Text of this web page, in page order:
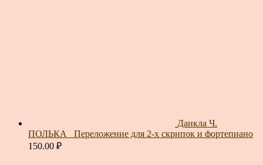
Данкла Ч.
ПОЛЬКА_ Переложение для 2-х скрипок и фортепиано
150.00 ₽